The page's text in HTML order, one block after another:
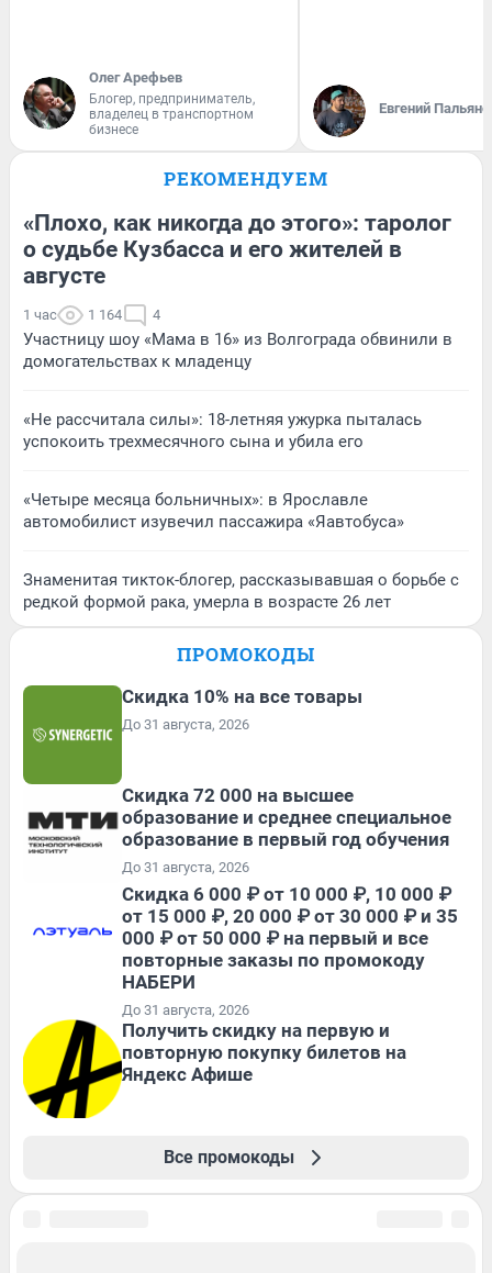
Олег Арефьев
Блогер, предприниматель,
владелец в транспортном
бизнесе
Евгений
РЕКОМЕНДУЕМ
«Плохо, как никогда до этого»: таролог
о судьбе Кузбасса и его жителей в
августе
1 час 1 164 4
Участницу шоу «Мама в 16» из Волгограда обвинили в
домогательствах к младенцу
«Не рассчитала силы»: 18-летняя ужурка пыталась
успокоить трехмесячного сына и убила его
«Четыре месяца больничных»: в Ярославле
автомобилист изувечил пассажира «Яавтобуса»
Знаменитая тикток-блогер, рассказывавшая о борьбе с
редкой формой рака, умерла в возрасте 26 лет
ПРОМОКОДЫ
Скидка 10% на все товары
До 31 августа, 2026
Скидка 72 000 на высшее
образование и среднее специальное
образование в первый год обучения
До 31 августа, 2026
Скидка 6 000 ₽ от 10 000 ₽, 10 000 ₽
от 15 000 ₽, 20 000 ₽ от 30 000 ₽ и 35
000 ₽ от 50 000 ₽ на первый и все
повторные заказы по промокоду
НАБЕРИ
До 31 августа, 2026
Получить скидку на первую и
повторную покупку билетов на
Яндекс Афише
Все промокоды